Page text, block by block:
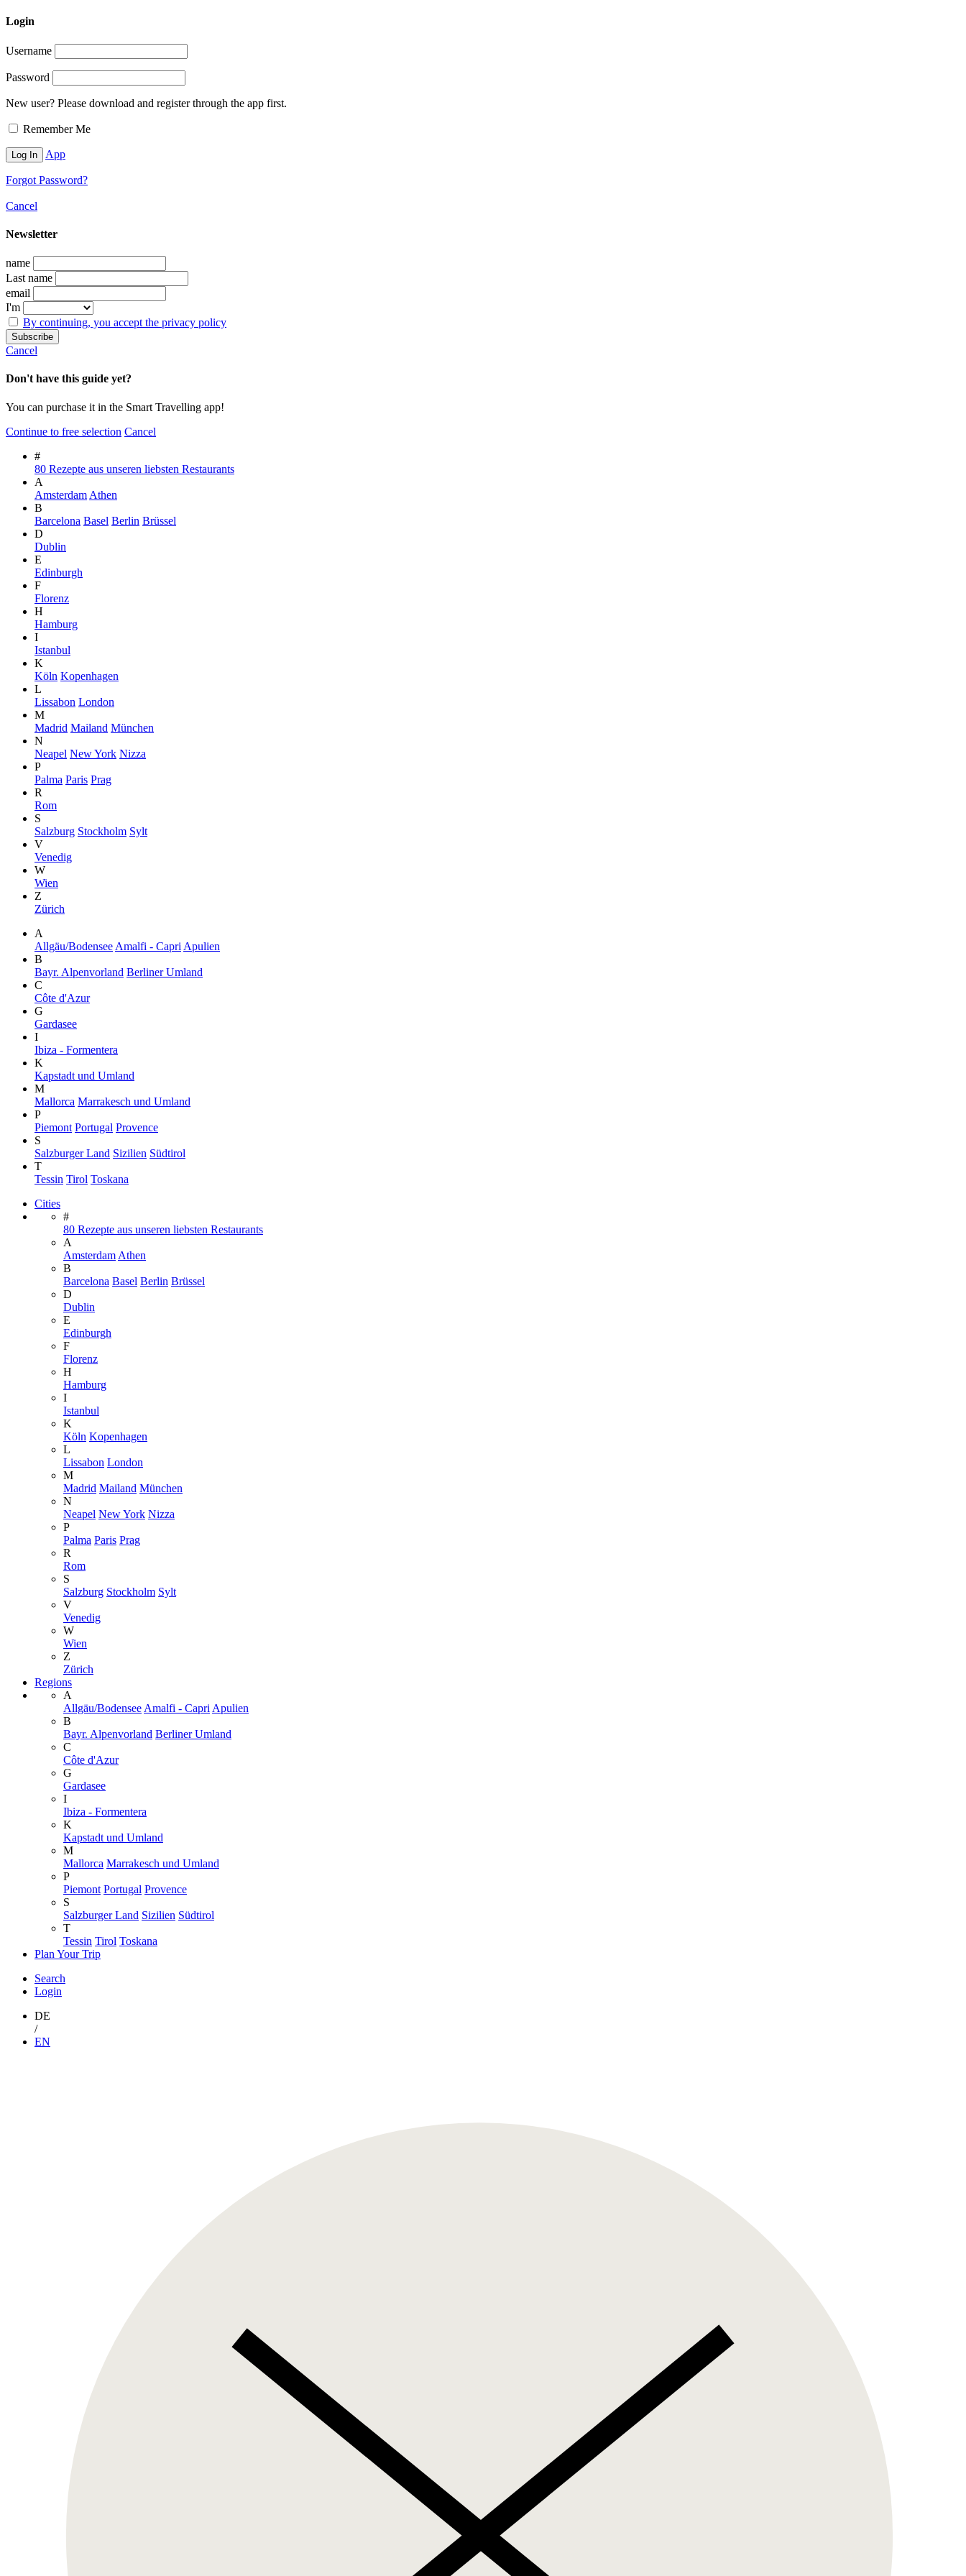
Login
Username
Password
New user? Please download and register through the app first.
Remember Me
App
Forgot Password?
Cancel
Newsletter
name
Last name
email
I'm
By continuing, you accept the privacy policy
Cancel
Don't have this guide yet?
You can purchase it in the Smart Travelling app!
Continue to free selection Cancel
#
80 Rezepte aus unseren liebsten Restaurants
A
Amsterdam Athen
B
Barcelona Basel Berlin Brüssel
D
Dublin
E
Edinburgh
F
Florenz
H
Hamburg
I
Istanbul
K
Köln Kopenhagen
L
Lissabon London
M
Madrid Mailand München
N
Neapel New York Nizza
P
Palma Paris Prag
R
Rom
S
Salzburg Stockholm Sylt
V
Venedig
W
Wien
Z
Zürich
A
Allgäu/Bodensee Amalfi - Capri Apulien
B
Bayr. Alpenvorland Berliner Umland
C
Côte d'Azur
G
Gardasee
I
Ibiza - Formentera
K
Kapstadt und Umland
M
Mallorca Marrakesch und Umland
P
Piemont Portugal Provence
S
Salzburger Land Sizilien Südtirol
T
Tessin Tirol Toskana
Cities
#
80 Rezepte aus unseren liebsten Restaurants
A
Amsterdam Athen
B
Barcelona Basel Berlin Brüssel
D
Dublin
E
Edinburgh
F
Florenz
H
Hamburg
I
Istanbul
K
Köln Kopenhagen
L
Lissabon London
M
Madrid Mailand München
N
Neapel New York Nizza
P
Palma Paris Prag
R
Rom
S
Salzburg Stockholm Sylt
V
Venedig
W
Wien
Z
Zürich
Regions
A
Allgäu/Bodensee Amalfi - Capri Apulien
B
Bayr. Alpenvorland Berliner Umland
C
Côte d'Azur
G
Gardasee
I
Ibiza - Formentera
K
Kapstadt und Umland
M
Mallorca Marrakesch und Umland
P
Piemont Portugal Provence
S
Salzburger Land Sizilien Südtirol
T
Tessin Tirol Toskana
Plan Your Trip
Search
Login
DE
/
EN